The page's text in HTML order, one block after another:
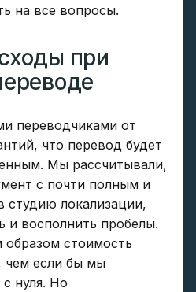
на все вопросы.
при
переводчиками от
что перевод будет
Мы рассчитывали,
с почти полным и
локализации,
и восполнить пробелы.
стоимость
чем если бы мы
нуля. Но